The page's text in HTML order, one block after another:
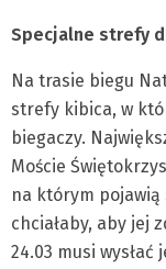
Specjalne strefy
Na trasie biegu
strefy kibica, w
biegaczy.
Moście
na którym pojawią
chciałaby, aby jej
24.03 musi